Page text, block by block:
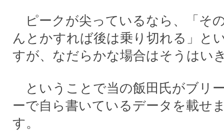
ピークが尖っているなら、「そ
んとかすれば後は乗り切れる」と
すが、なだらかな場合はそうはい
ということで当の飯田氏がブリ
ーで自ら書いているデータを載せ
す。